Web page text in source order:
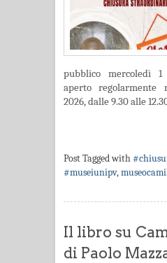
pubblico mercoledì
aperto regolarmente
2026, dalle 9.30 alle
Post Tagged with
#museiunipv,
Il libro su
di Paolo